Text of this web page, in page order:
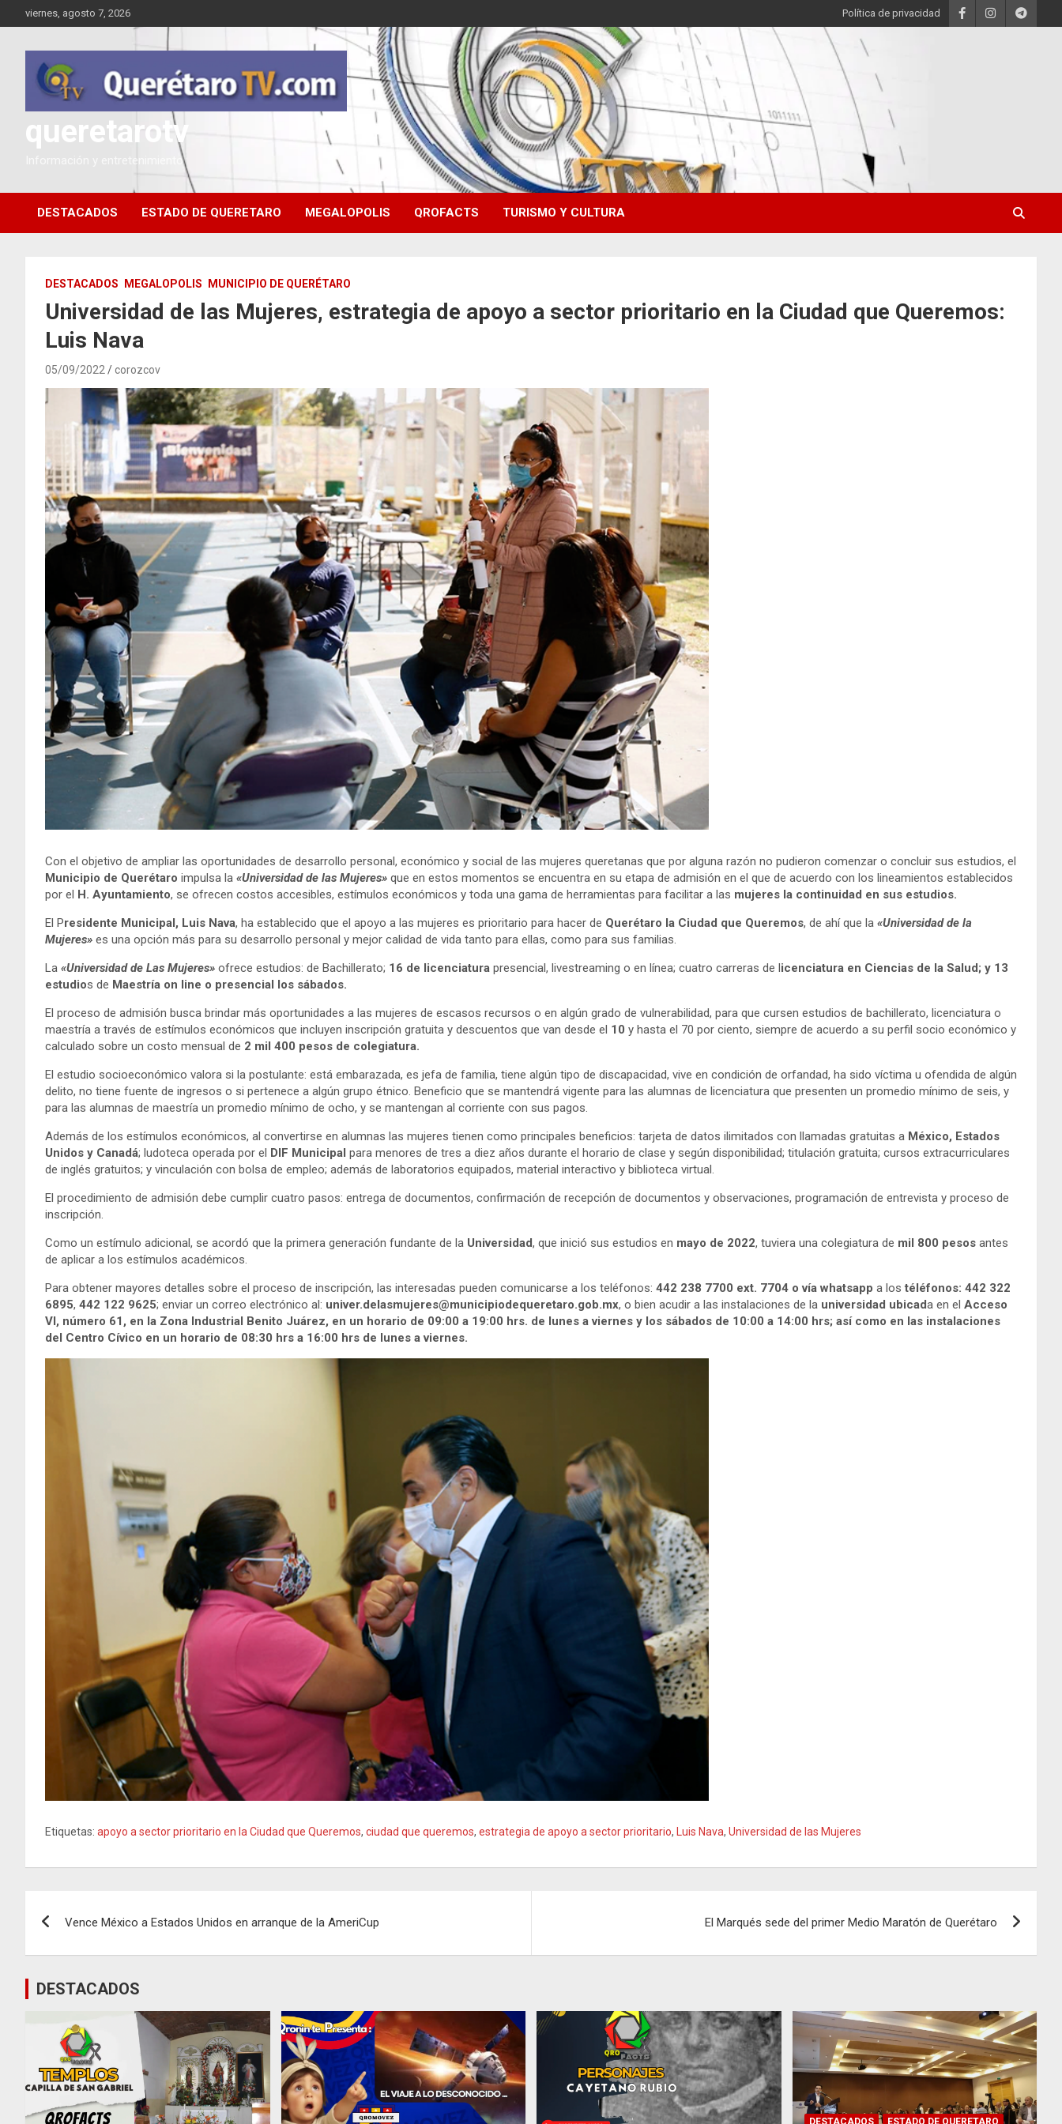
al
viernes, agosto 7, 2026 Política de privacidad
queretarotv
Información y entretenimiento
DESTACADOS ESTADO DE QUERETARO MEGALOPOLIS QROFACTS TURISMO Y CULTURA
DESTACADOS MEGALOPOLIS MUNICIPIO DE QUERÉTARO
Universidad de las Mujeres, estrategia de apoyo a sector prioritario en la Ciudad que Queremos:
Luis Nava
05/09/2022 corozcov
Con el objetivo de ampliar las oportunidades de desarrollo personal, económico y social de las mujeres queretanas que por alguna razón no pudieron comenzar o concluir sus estudios, el
Municipio de Querétaro impulsa la «Universidad de las Mujeres» que en estos momentos se encuentra en su etapa de admisión en el que de acuerdo con los lineamientos establecidos
por el H. Ayuntamiento, se ofrecen costos accesibles, estímulos económicos y toda una gama de herramientas para facilitar a las mujeres la continuidad en sus estudios.
El Presidente Municipal, Luis Nava, ha establecido que el apoyo a las mujeres es prioritario para hacer de Querétaro la Ciudad que Queremos, de ahí que la «Universidad de la
Mujeres» es una opción más para su desarrollo personal y mejor calidad de vida tanto para ellas, como para sus familias.
La «Universidad de Las Mujeres» ofrece estudios: de Bachillerato; 16 de licenciatura presencial, livestreaming o en línea; cuatro carreras de licenciatura en Ciencias de la Salud; y 13
estudios de Maestría on line o presencial los sábados.
El proceso de admisión busca brindar más oportunidades a las mujeres de escasos recursos o en algún grado de vulnerabilidad, para que cursen estudios de bachillerato, licenciatura o
maestría a través de estímulos económicos que incluyen inscripción gratuita y descuentos que van desde el 10 y hasta el 70 por ciento, siempre de acuerdo a su perfil socio económico y
calculado sobre un costo mensual de 2 mil 400 pesos de colegiatura.
El estudio socioeconómico valora si la postulante: está embarazada, es jefa de familia, tiene algún tipo de discapacidad, vive en condición de orfandad, ha sido víctima u ofendida de algún
delito, no tiene fuente de ingresos o si pertenece a algún grupo étnico. Beneficio que se mantendrá vigente para las alumnas de licenciatura que presenten un promedio mínimo de seis, y
para las alumnas de maestría un promedio mínimo de ocho, y se mantengan al corriente con sus pagos.
Además de los estímulos económicos, al convertirse en alumnas las mujeres tienen como principales beneficios: tarjeta de datos ilimitados con llamadas gratuitas a México, Estados
Unidos y Canadá; ludoteca operada por el DIF Municipal para menores de tres a diez años durante el horario de clase y según disponibilidad; titulación gratuita; cursos extracurriculares
de inglés gratuitos; y vinculación con bolsa de empleo; además de laboratorios equipados, material interactivo y biblioteca virtual.
El procedimiento de admisión debe cumplir cuatro pasos: entrega de documentos, confirmación de recepción de documentos y observaciones, programación de entrevista y proceso de
inscripción.
Como un estímulo adicional, se acordó que la primera generación fundante de la Universidad, que inició sus estudios en mayo de 2022, tuviera una colegiatura de mil 800 pesos antes
de aplicar a los estímulos académicos.
Para obtener mayores detalles sobre el proceso de inscripción, las interesadas pueden comunicarse a los teléfonos: 442 238 7700 ext. 7704 o vía whatsapp a los téléfonos: 442 322
6895, 442 122 9625; enviar un correo electrónico al: univer.delasmujeres@municipiodequeretaro.gob.mx, o bien acudir a las instalaciones de la universidad ubicada en el Acceso
VI, número 61, en la Zona Industrial Benito Juárez, en un horario de 09:00 a 19:00 hrs. de lunes a viernes y los sábados de 10:00 a 14:00 hrs; así como en las instalaciones
del Centro Cívico en un horario de 08:30 hrs a 16:00 hrs de lunes a viernes.
Etiquetas: apoyo a sector prioritario en la Ciudad que Queremos, ciudad que queremos, estrategia de apoyo a sector prioritario, Luis Nava, Universidad de las Mujeres
Vence México a Estados Unidos en arranque de la AmeriCup El Marqués sede del primer Medio Maratón de Querétaro
DESTACADOS